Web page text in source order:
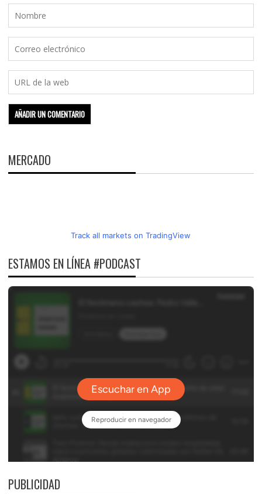
MERCADO
Track all markets on TradingView
ESTAMOS EN LÍNEA #PODCAST
PUBLICIDAD